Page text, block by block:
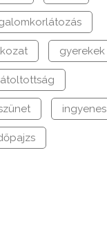
gyerekek
átoltottság
ingyenes